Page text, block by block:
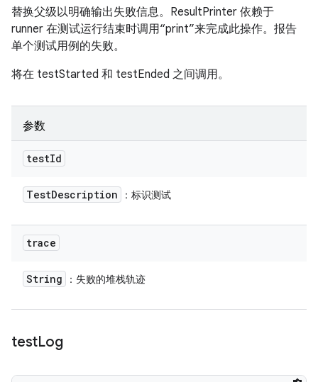
替换父级以明确输出失败信息。ResultPrinter 依赖于
runner 在测试运行结束时调用“print”来完成此操作。报告
单个测试用例的失败。
将在 testStarted 和 testEnded 之间调用。
参数
testId
TestDescription ：标识测试
trace
String ：失败的堆栈轨迹
testLog